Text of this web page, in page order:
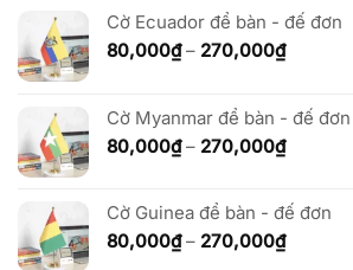
Cờ Ecuador để bàn - đế đơn
80,000₫ – 270,000₫Khoảng
80,000₫
đến
270,000₫
Cờ Myanmar để bàn - đế đơn
80,000₫ – 270,000₫Khoảng
80,000₫
đến
270,000₫
Cờ Guinea để bàn - đế đơn
80,000₫ – 270,000₫Khoảng